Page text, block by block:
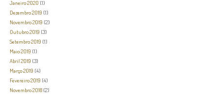
Janeiro 2020 (1)
Dezembro 2019 (1)
Novembro 2019 (2)
Outubro 2019 (3)
Setembro 2019 (1)
Maio 2019 (1)
Abril 2019 (3)
Março 2019 (4)
Fevereiro 2019 (4)
Novembro 2018 (2)